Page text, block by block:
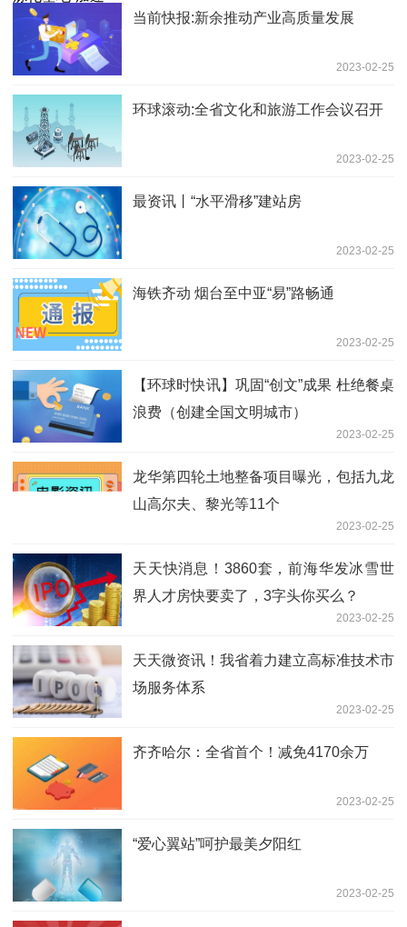
当前快报:新余推动产业高质量发展
2023-02-25
环球滚动:全省文化和旅游工作会议召开
2023-02-25
最资讯丨“水平滑移”建站房
2023-02-25
海铁齐动 烟台至中亚“易”路畅通
2023-02-25
【环球时快讯】巩固“创文”成果 杜绝餐桌
浪费（创建全国文明城市）
2023-02-25
龙华第四轮土地整备项目曝光，包括九龙
山高尔夫、黎光等11个
2023-02-25
天天快消息！3860套，前海华发冰雪世
界人才房快要卖了，3字头你买么？
2023-02-25
天天微资讯！我省着力建立高标准技术市
场服务体系
2023-02-25
齐齐哈尔：全省首个！减免4170余万
2023-02-25
“爱心翼站”呵护最美夕阳红
2023-02-25